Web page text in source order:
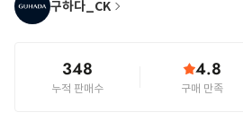
구하다_CK
348
누적 판매수
4.8
구매 만족